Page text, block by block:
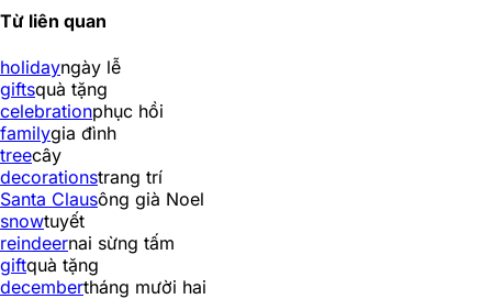
Từ liên quan
holidayngày lễ
giftsquà tặng
celebrationphục hồi
familygia đình
treecây
decorationstrang trí
Santa Clausông già Noel
snowtuyết
reindeernai sừng tấm
giftquà tặng
decembertháng mười hai